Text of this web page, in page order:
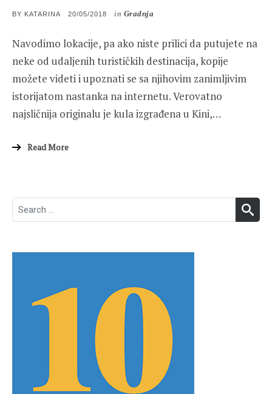
BY KATARINA
POSTED
20/05/2018 in Gradnja
Navodimo lokacije, pa ako niste prilici da putujete na
neke od udaljenih turističkih destinacija, kopije
možete videti i upoznati se sa njihovim zanimljivim
istorijatom nastanka na internetu. Verovatno
najsličnija originalu je kula izgrađena u Kini,…
Read More
Search
for: